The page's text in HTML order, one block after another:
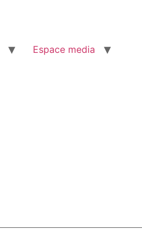
Espace media